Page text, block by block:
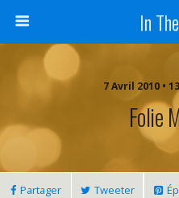
In
7 Avril 2010 •
Folie
Partager Tweeter